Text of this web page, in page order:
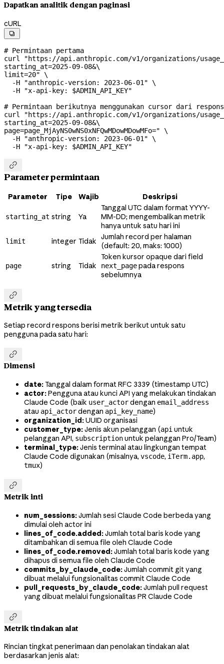
Dapatkan analitik dengan paginasi
cURL

# Permintaan pertama
curl
"https://api.anthropic.com/v1/organizations/
starting_at=2025-09-08&\
limit=20" \
  -H
"anthropic-version: 2023-06-01" \
  -H
"x-api-key: $ADMIN_API_KEY"
# Permintaan berikutnya menggunakan cursor dari respons
curl
"https://api.anthropic.com/v1/organizations/
starting_at=2025-09-08&\
page=page_MjAyNS0wNS0xNFQwMDowMDowMFo=" \
  -H
"anthropic-version: 2023-06-01" \
  -H
"x-api-key: $ADMIN_API_KEY"

Parameter permintaan
Parameter Tipe Wajib Deskripsi
starting_at string Ya
Tanggal UTC dalam format YYYY-
MM-DD; mengembalikan metrik
hanya untuk satu hari ini
limit integer Tidak Jumlah record per halaman
(default: 20, maks: 1000)
page string Tidak
Token kursor opaque dari field
next_pagepada respons
sebelumnya

Metrik yang tersedia
Setiap record respons berisi metrik berikut untuk satu
pengguna pada satu hari:

Dimensi
date:Tanggal dalam format RFC 3339 (timestamp UTC)
actor:Pengguna atau kunci API yang melakukan tindakan
Claude Code (baik user_actordengan email_address
atau api_actordengan api_key_name)
organization_id:UUID organisasi
customer_type:Jenis akun pelanggan (api untuk
pelanggan API, subscriptionuntuk pelanggan Pro/Team)
terminal_type:Jenis terminal atau lingkungan tempat
Claude Code digunakan (misalnya, vscode, iTerm.app,
tmux)

Metrik inti
num_sessions:Jumlah sesi Claude Code berbeda yang
dimulai oleh actor ini
lines_of_code.added:Jumlah total baris kode yang
ditambahkan di semua file oleh Claude Code
lines_of_code.removed:Jumlah total baris kode yang
dihapus di semua file oleh Claude Code
commits_by_claude_code:Jumlah commit git yang
dibuat melalui fungsionalitas commit Claude Code
pull_requests_by_claude_code:Jumlah pull request
yang dibuat melalui fungsionalitas PR Claude Code

Metrik tindakan alat
Rincian tingkat penerimaan dan penolakan tindakan alat
berdasarkan jenis alat: